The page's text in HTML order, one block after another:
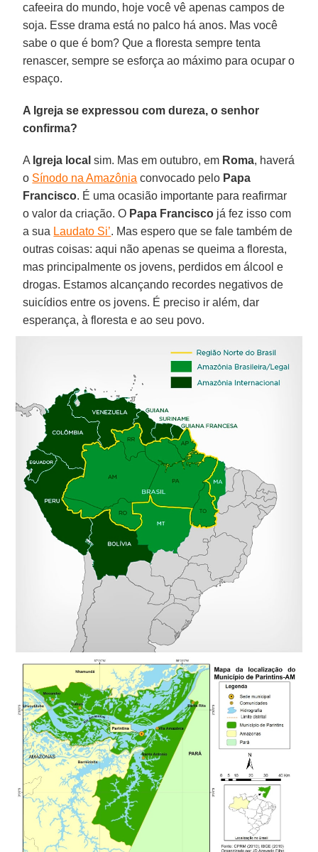
cafeeira do mundo, hoje você vê apenas campos de
soja. Esse drama está no palco há anos. Mas você
sabe o que é bom? Que a floresta sempre tenta
renascer, sempre se esforça ao máximo para ocupar o
espaço.
A Igreja se expressou com dureza, o senhor
confirma?
A Igreja local sim. Mas em outubro, em Roma, haverá
o Sínodo na Amazônia convocado pelo Papa
Francisco. É uma ocasião importante para reafirmar
o valor da criação. O Papa Francisco já fez isso com
a sua Laudato Si’. Mas espero que se fale também de
outras coisas: aqui não apenas se queima a floresta,
mas principalmente os jovens, perdidos em álcool e
drogas. Estamos alcançando recordes negativos de
suicídios entre os jovens. É preciso ir além, dar
esperança, à floresta e ao seu povo.